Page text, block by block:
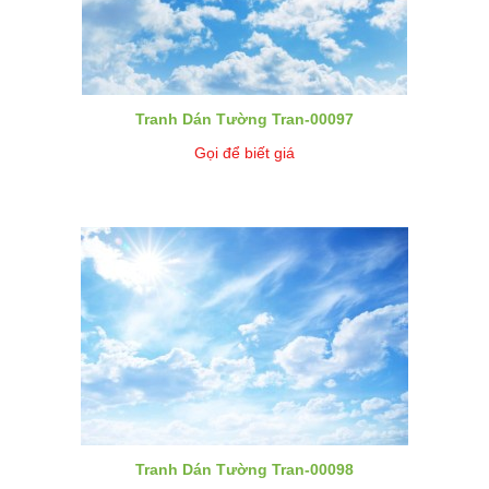
Tranh Dán Tường Tran-00097
Gọi để biết giá
Tranh Dán Tường Tran-00098